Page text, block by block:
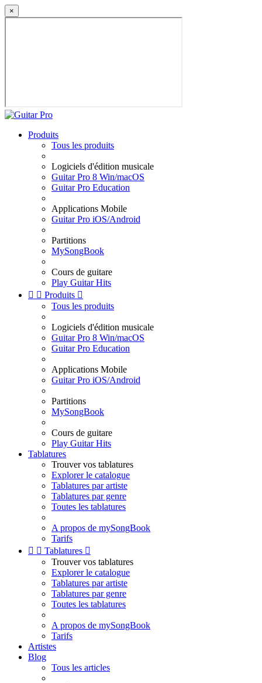
×
Produits
Tous les produits
Logiciels d'édition musicale
Guitar Pro 8 Win/macOS
Guitar Pro Education
Applications Mobile
Guitar Pro iOS/Android
Partitions
MySongBook
Cours de guitare
Play Guitar Hits
  Produits 
Tous les produits
Logiciels d'édition musicale
Guitar Pro 8 Win/macOS
Guitar Pro Education
Applications Mobile
Guitar Pro iOS/Android
Partitions
MySongBook
Cours de guitare
Play Guitar Hits
Tablatures
Trouver vos tablatures
Explorer le catalogue
Tablatures par artiste
Tablatures par genre
Toutes les tablatures
A propos de mySongBook
Tarifs
  Tablatures 
Trouver vos tablatures
Explorer le catalogue
Tablatures par artiste
Tablatures par genre
Toutes les tablatures
A propos de mySongBook
Tarifs
Artistes
Blog
Tous les articles